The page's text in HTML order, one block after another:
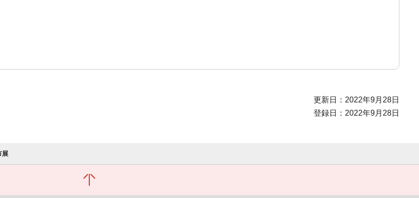
更新日：2022年9月28日
登録日：2022年9月28日
展